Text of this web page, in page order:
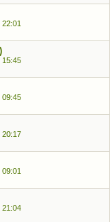
15:45
09:45
20:17
21:04